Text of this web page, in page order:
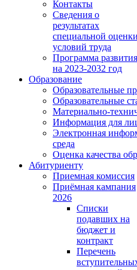
Контакты
Сведения о
результатах
специальной оценки
условий труда
Программа развития
на 2023-2032 год
Образование
Образовательные
Образовательные
Материально-
Информация для
Электронная
среда
Оценка качества
Абитуриенту
Приемная комиссия
Приёмная кампания
2026
Списки
подавших на
бюджет и
контракт
Перечень